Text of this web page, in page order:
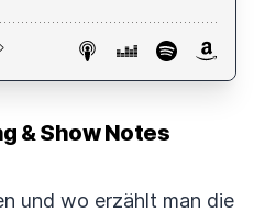
& Show Notes
und wo erzählt man die